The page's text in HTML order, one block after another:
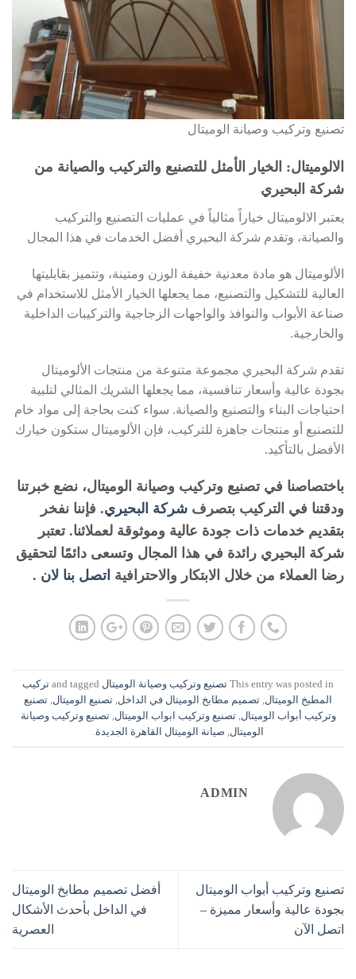
تصنيع وتركيب وصيانة الوميتال
الالوميتال: الخيار الأمثل للتصنيع والتركيب والصيانة من
شركة البحيري
يعتبر الالوميتال خياراً مثالياً في عمليات التصنيع والتركيب
والصيانة، وتقدم شركة البحيري أفضل الخدمات في هذا المجال
الألوميتال هو مادة معدنية خفيفة الوزن ومتينة، وتتميز بقابليتها
العالية للتشكيل والتصنيع، مما يجعلها الخيار الأمثل للاستخدام في
صناعة الأبواب والنوافذ والواجهات الزجاجية والتركيبات الداخلية
والخارجية.
تقدم شركة البحيري مجموعة متنوعة من منتجات الألوميتال
بجودة عالية وأسعار تنافسية، مما يجعلها الشريك المثالي لتلبية
احتياجات البناء والتصنيع والصيانة. سواء كنت بحاجة إلى مواد خام
للتصنيع أو منتجات جاهزة للتركيب، فإن الألوميتال ستكون خيارك
الأفضل بالتأكيد.
باختصاصنا في تصنيع وتركيب وصيانة الوميتال، نضع خبرتنا
ودقتنا في التركيب بتصرف شركة البحيري. فإننا نفخر
بتقديم خدمات ذات جودة عالية وموثوقة لعملائنا. تعتبر
شركة البحيري رائدة في هذا المجال وتسعى دائمًا لتحقيق
رضا العملاء من خلال الابتكار والاحترافية اتصل بنا لان .
This entry was posted in تصنيع وتركيب وصيانة الوميتال
تركيب
المطبخ الوميتال, تصميم مطابخ الوميتال في الداخل, تصنيع الوميتال, تصنيع
وتركيب أبواب الوميتال,تصنيع وتركيب ابواب الوميتال,تصنيع وتركيب وصيانة
الوميتال, صيانة الوميتال القاهرة الجديدة.
ADMIN
تصنيع وتركيب أبواب الوميتال
بجودة عالية وأسعار مميزة –
اتصل الآن
أفضل تصميم مطابخ الوميتال
في الداخل بأحدث الأشكال
العصرية